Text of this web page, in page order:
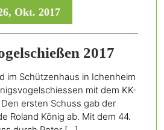
Okt. 2017
2017
im Schützenhaus in Ichenheim
mit dem KK-
ersten Schuss gab der
Roland König ab. Mit dem 44.